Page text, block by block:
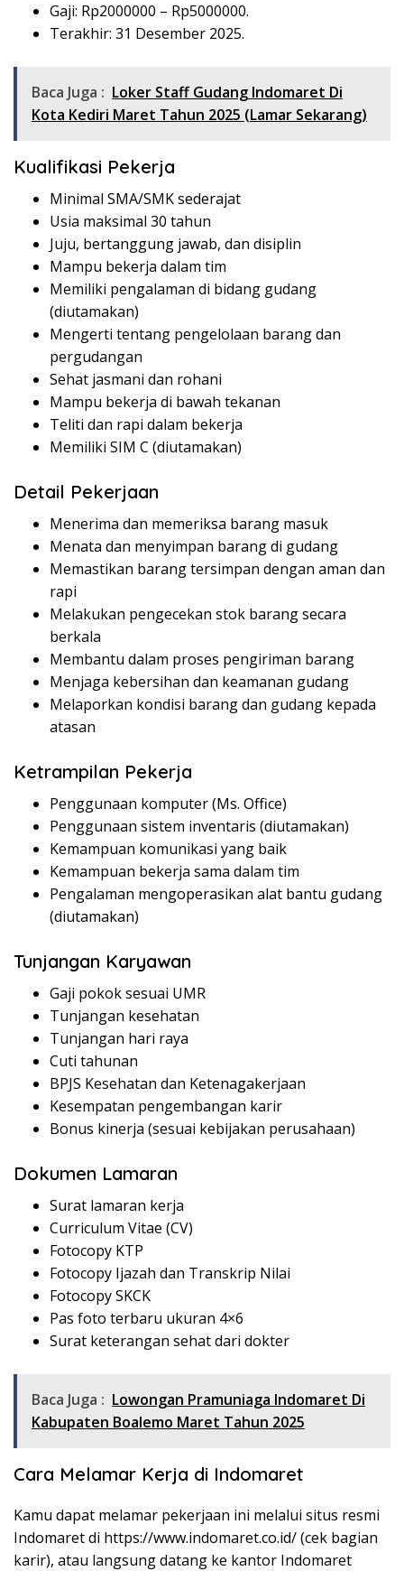
Gaji: Rp2000000 – Rp5000000.
Terakhir: 31 Desember 2025.
Baca Juga : Loker Staff Gudang Indomaret Di
Kota Kediri Maret Tahun 2025 (Lamar Sekarang)
Kualifikasi Pekerja
Minimal SMA/SMK sederajat
Usia maksimal 30 tahun
Juju, bertanggung jawab, dan disiplin
Mampu bekerja dalam tim
Memiliki pengalaman di bidang gudang
(diutamakan)
Mengerti tentang pengelolaan barang dan
pergudangan
Sehat jasmani dan rohani
Mampu bekerja di bawah tekanan
Teliti dan rapi dalam bekerja
Memiliki SIM C (diutamakan)
Detail Pekerjaan
Menerima dan memeriksa barang masuk
Menata dan menyimpan barang di gudang
Memastikan barang tersimpan dengan aman dan
rapi
Melakukan pengecekan stok barang secara
berkala
Membantu dalam proses pengiriman barang
Menjaga kebersihan dan keamanan gudang
Melaporkan kondisi barang dan gudang kepada
atasan
Ketrampilan Pekerja
Penggunaan komputer (Ms. Office)
Penggunaan sistem inventaris (diutamakan)
Kemampuan komunikasi yang baik
Kemampuan bekerja sama dalam tim
Pengalaman mengoperasikan alat bantu gudang
(diutamakan)
Tunjangan Karyawan
Gaji pokok sesuai UMR
Tunjangan kesehatan
Tunjangan hari raya
Cuti tahunan
BPJS Kesehatan dan Ketenagakerjaan
Kesempatan pengembangan karir
Bonus kinerja (sesuai kebijakan perusahaan)
Dokumen Lamaran
Surat lamaran kerja
Curriculum Vitae (CV)
Fotocopy KTP
Fotocopy Ijazah dan Transkrip Nilai
Fotocopy SKCK
Pas foto terbaru ukuran 4×6
Surat keterangan sehat dari dokter
Baca Juga : Lowongan Pramuniaga Indomaret Di
Kabupaten Boalemo Maret Tahun 2025
Cara Melamar Kerja di Indomaret
Kamu dapat melamar pekerjaan ini melalui situs resmi
Indomaret di https://www.indomaret.co.id/(cek bagian
karir), atau langsung datang ke kantor Indomaret